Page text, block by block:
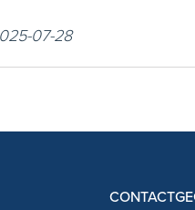
07-28